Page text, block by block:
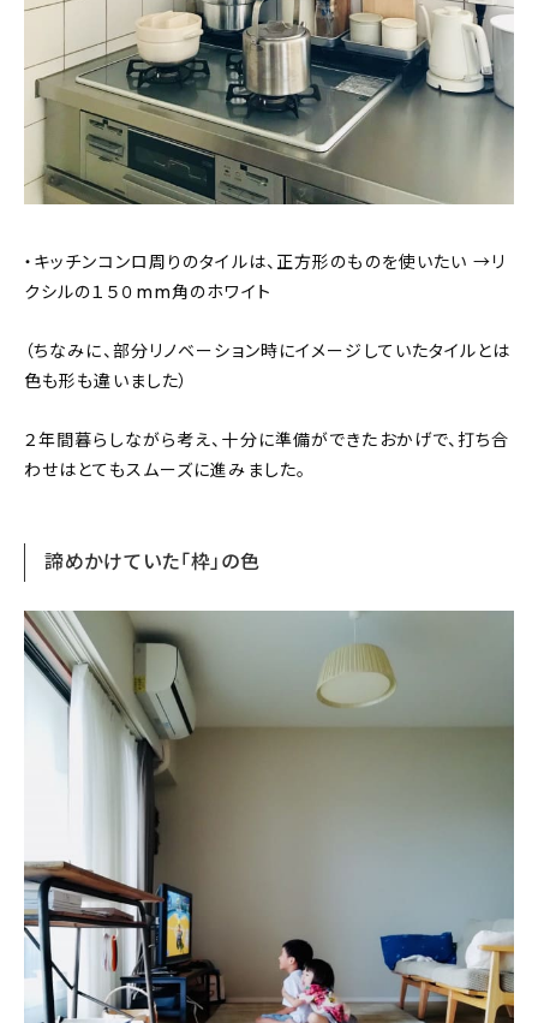
・キッチンコンロ周りのタイルは、正方形のものを使いたい →リ
クシルの１５０mm角のホワイト
（ちなみに、部分リノベーション時にイメージしていたタイルとは
色も形も違いました）
２年間暮らしながら考え、十分に準備ができたおかげで、打ち合
わせはとてもスムーズに進みました。
諦めかけていた「枠」の色